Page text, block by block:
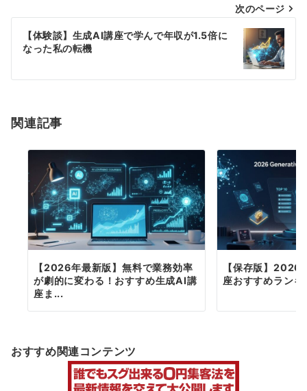
ビ
シ
ン
次のページ
【体験談】生成AI講座で学んで年収が1.5倍に
なった私の転機
関連記事
【2026年最新版】無料で業務効率
が劇的に変わる！おすすめ生成AI講
座ま...
【保存版】2026
座おすすめラン
おすすめ関連コンテンツ